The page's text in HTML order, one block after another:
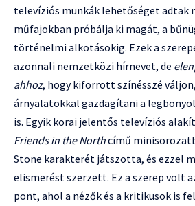
televíziós munkák lehetőséget adtak
műfajokban próbálja ki magát, a
történelmi alkotásokig. Ezek a
azonnali nemzetközi hírnevet, de
ahhoz, hogy kiforrott színésszé
árnyalatokkal gazdagítani a
is. Egyik korai jelentős televíziós
Friends in the Northcímű
Stone karakterét játszotta, és ezzel
elismerést szerzett. Ez a szerep volt
pont, ahol a nézők és a kritikusok is